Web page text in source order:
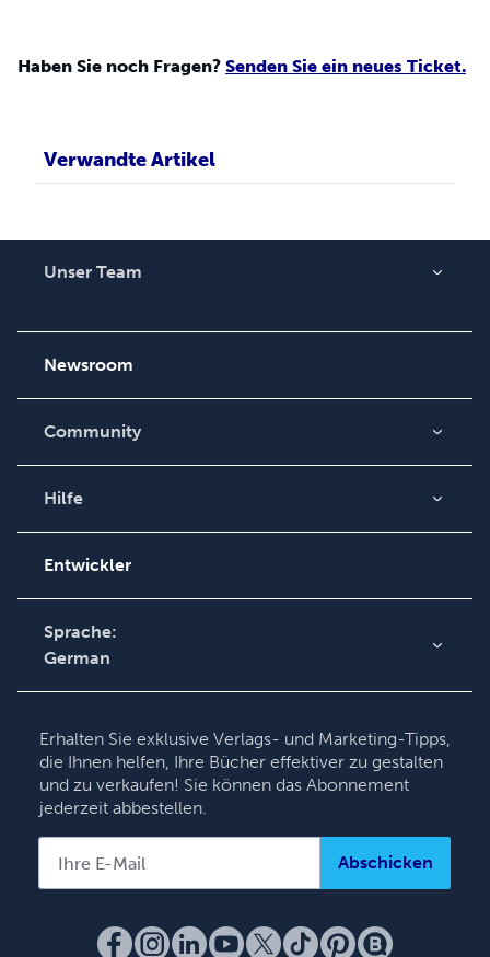
Haben Sie noch Fragen? Senden Sie ein neues Ticket.
Verwandte Artikel
Unser Team
Karriere
Newsroom
Community
Blogs
Videos
Podcast
Hilfe
Auftragssuche
Wissensbasis
Kontaktieren Sie unseren
Entwickler
Sprache:
German
English
Français
Italiano
Erhalten Sie exklusive Verlags- und Marketing-Tipps,
die Ihnen helfen, Ihre Bücher effektiver zu gestalten
und zu verkaufen! Sie können das Abonnement
jederzeit abbestellen.
Abschicken